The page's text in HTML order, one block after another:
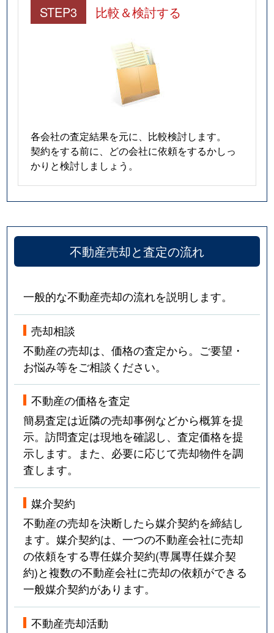
STEP3 比較＆検討する
各会社の査定結果を元に、比較検討します。
契約をする前に、どの会社に依頼をするかしっ
かりと検討しましょう。
不動産売却と査定の流れ
一般的な不動産売却の流れを説明します。
売却相談
不動産の売却は、価格の査定から。ご要望・
お悩み等をご相談ください。
不動産の価格を査定
簡易査定は近隣の売却事例などから概算を提
示。訪問査定は現地を確認し、査定価格を提
示します。また、必要に応じて売却物件を調
査します。
媒介契約
不動産の売却を決断したら媒介契約を締結し
ます。媒介契約は、一つの不動産会社に売却
の依頼をする専任媒介契約(専属専任媒介契
約)と複数の不動産会社に売却の依頼ができる
一般媒介契約があります。
不動産売却活動